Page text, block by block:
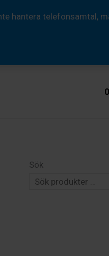
hantera telefonsamtal,
0
Sök